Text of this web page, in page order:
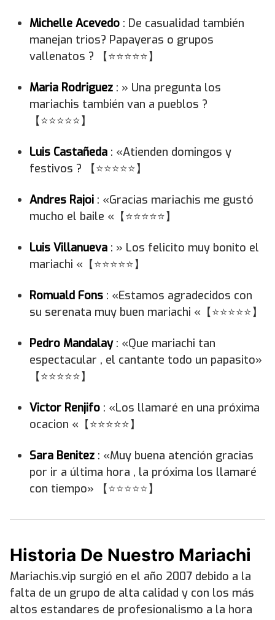
Michelle Acevedo : De casualidad también
manejan trios? Papayeras o grupos
vallenatos ? 【⭐⭐⭐⭐⭐】
Maria Rodriguez : » Una pregunta los
mariachis también van a pueblos ?
【⭐⭐⭐⭐⭐】
Luis Castañeda : «Atienden domingos y
festivos ? 【⭐⭐⭐⭐⭐】
Andres Rajoi : «Gracias mariachis me gustó
mucho el baile «【⭐⭐⭐⭐⭐】
Luis Villanueva : » Los felicito muy bonito el
mariachi «【⭐⭐⭐⭐⭐】
Romuald Fons : «Estamos agradecidos con
su serenata muy buen mariachi «【⭐⭐⭐⭐⭐】
Pedro Mandalay: «Que mariachi tan
espectacular , el cantante todo un papasito»
【⭐⭐⭐⭐⭐】
Victor Renjifo : «Los llamaré en una próxima
ocacion «【⭐⭐⭐⭐⭐】
Sara Benitez : «Muy buena atención gracias
por ir a última hora , la próxima los llamaré
con tiempo» 【⭐⭐⭐⭐⭐】
Historia De Nuestro Mariachi
Mariachis.vip surgió en el año 2007 debido a la
falta de un grupo de alta calidad y con los más
altos estandares de profesionalismo a la hora